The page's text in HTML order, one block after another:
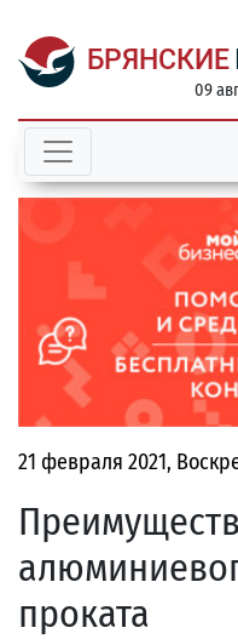
БРЯНСКИЕ
09
21 февраля 2021,
проката